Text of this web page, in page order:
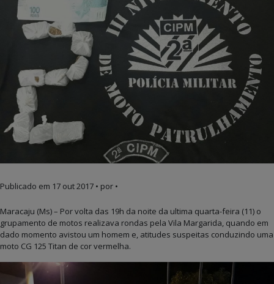
Publicado em 17 out 2017 • por •
Maracaju (Ms) – Por volta das 19h da noite da ultima quarta-feira (11) o
grupamento de motos realizava rondas pela Vila Margarida, quando em
dado momento avistou um homem e, atitudes suspeitas conduzindo uma
moto CG 125 Titan de cor vermelha.